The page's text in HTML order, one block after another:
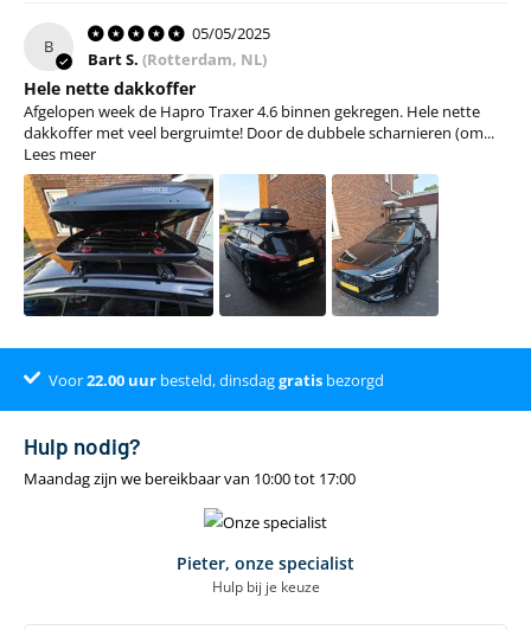
B
05/05/2025
Bart S. (Rotterdam, NL)
Hele nette dakkoffer
Afgelopen week de Hapro Traxer 4.6 binnen gekregen. Hele nette
dakkoffer met veel bergruimte! Door de dubbele scharnieren (om...
Lees meer
Voor22.00uurbesteld, dinsdaggratisbezorgd
Dé online specialist
Klantenbeoordeling 9.4
Hulp nodig?
Maandag zijn we bereikbaar van 10:00 tot 17:00
Pieter, onze specialist
Hulp bij je keuze